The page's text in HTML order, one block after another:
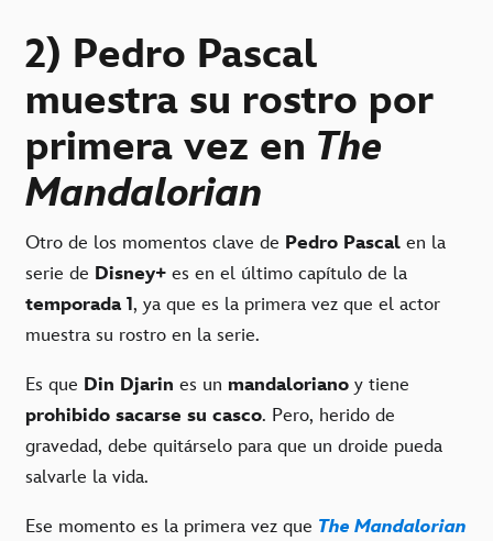
2) Pedro Pascal
muestra su rostro por
primera vez en The
Mandalorian
Otro de los momentos clave de Pedro Pascal en la
serie de Disney+ es en el último capítulo de la
temporada 1, ya que es la primera vez que el actor
muestra su rostro en la serie.
Es que Din Djarin es un mandaloriano y tiene
prohibido sacarse su casco. Pero, herido de
gravedad, debe quitárselo para que un droide pueda
salvarle la vida.
Ese momento es la primera vez que The Mandalorian